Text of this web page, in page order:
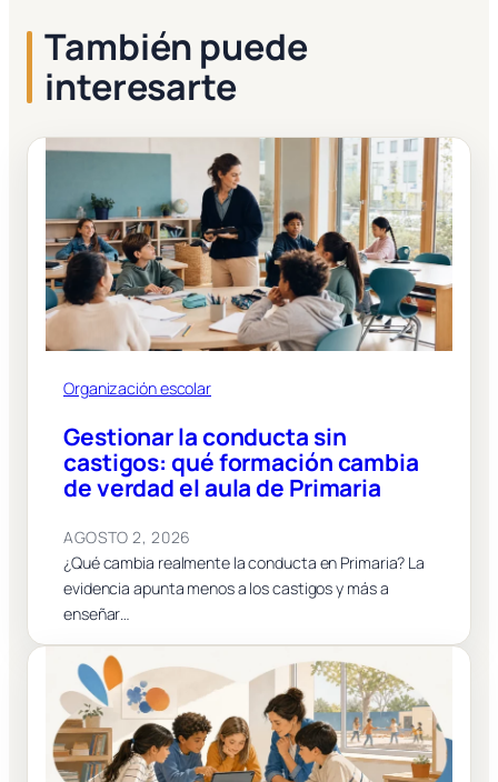
También puede
interesarte
Organización escolar
Gestionar la conducta sin
castigos: qué formación cambia
de verdad el aula de Primaria
AGOSTO 2, 2026
¿Qué cambia realmente la conducta en Primaria? La
evidencia apunta menos a los castigos y más a
enseñar…